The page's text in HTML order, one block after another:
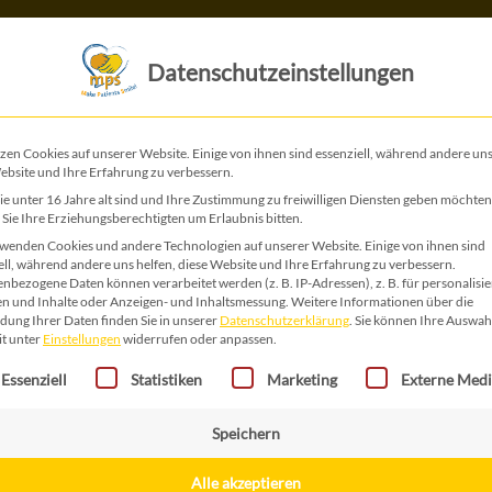
Väter(aktiv)Zeit 2025
Datenschutzeinstellungen
Cookies auf unserer Website. Einige von ihnen sind essenziell, während andere
und Ihre Erfahrung zu verbessern.
unter 16 Jahre alt sind und Ihre Zustimmung zu freiwilligen Diensten geben
Sie Ihre Erziehungsberechtigten um Erlaubnis bitten.
Cookies und andere Technologien auf unserer Website. Einige von ihnen sind
während andere uns helfen, diese Website und Ihre Erfahrung zu verbessern.
Daten können verarbeitet werden (z. B. IP-Adressen), z. B. für
und Inhalte oder Anzeigen- und Inhaltsmessung. Weitere Informationen über die
Ihrer Daten finden Sie in unserer Datenschutzerklärung. Sie können Ihre
unterEinstellungen widerrufen oder anpassen.
eine Liste der Service-Gruppen, für die eine Einwilligung erteilt
Essenziell Statistiken Marketing Externe
Speichern
Alle akzeptieren